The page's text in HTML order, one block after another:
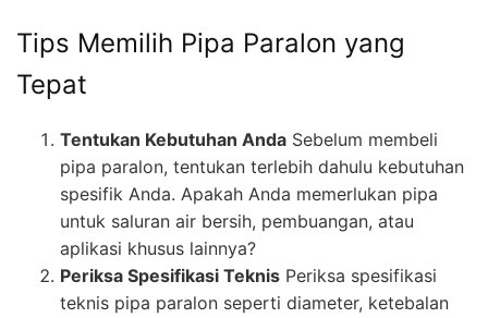
Tips Memilih Pipa Paralon yang
Tepat
Tentukan Kebutuhan Anda Sebelum membeli
pipa paralon, tentukan terlebih dahulu kebutuhan
spesifik Anda. Apakah Anda memerlukan pipa
untuk saluran air bersih, pembuangan, atau
aplikasi khusus lainnya?
Periksa Spesifikasi Teknis Periksa spesifikasi
teknis pipa paralon seperti diameter, ketebalan